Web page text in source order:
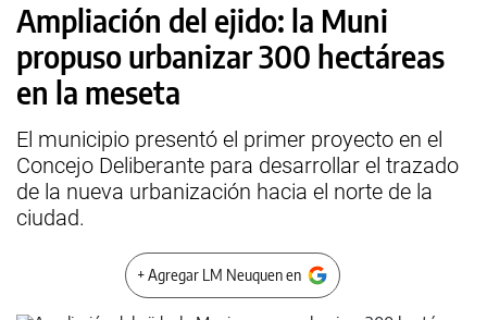
Ampliación del ejido: la Muni
propuso urbanizar 300 hectáreas
en la meseta
El municipio presentó el primer proyecto en el
Concejo Deliberante para desarrollar el trazado
de la nueva urbanización hacia el norte de la
ciudad.
+ Agregar LM Neuquen en